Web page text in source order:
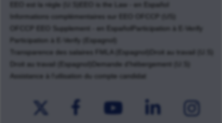
EEO est la règle (U.S)
EEO is the Law - en Español
Informations complémentaires sur EEO OFCCP (US)
OFCCP EEO Supplement - en Español
Participation à E-Verify
Participation à E-Verify (Espagnol)
Transparence des salaires FMLA (Espagnol)
Droit au travail (U.S)
Droit au travail (Espagnol)
Demande d'hébergement (U.S)
Assistance à l'utlisation du compte candidat